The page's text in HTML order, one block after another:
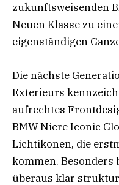
zukunftsweisenden
Neuen Klasse zu
eigenständigen
Die nächste
Exterieurs
aufrechtes
BMW Niere Iconic
Lichtikonen, die
kommen.
überaus klar